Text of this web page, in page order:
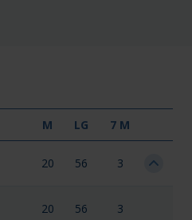
M LG 7 M
20 56 3
20 56 3